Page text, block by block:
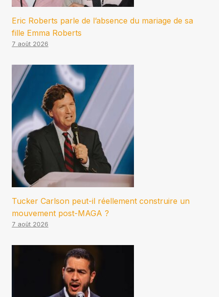
Eric Roberts parle de l’absence du mariage de sa
fille Emma Roberts
7 août 2026
Tucker Carlson peut-il réellement construire un
mouvement post-MAGA ?
7 août 2026